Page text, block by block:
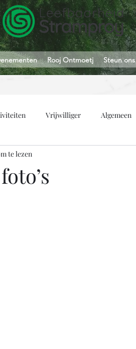
Rooj Ontmoetj Steun ons
Vrijwilliger Algemeen
te lezen